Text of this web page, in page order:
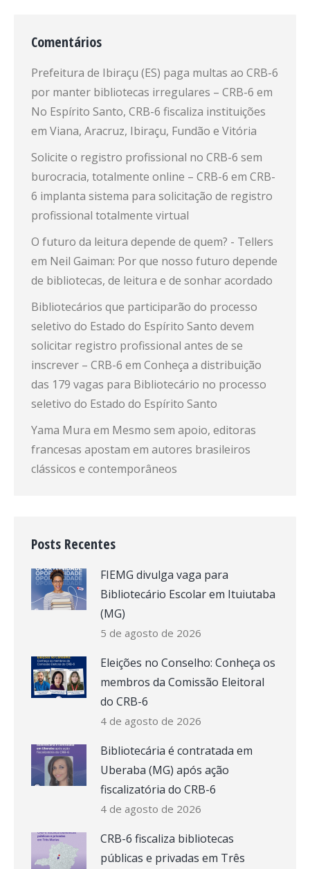
Comentários
Prefeitura de Ibiraçu (ES) paga multas ao CRB-6
por manter bibliotecas irregulares – CRB-6 em
No Espírito Santo, CRB-6 fiscaliza instituições
em Viana, Aracruz, Ibiraçu, Fundão e Vitória
Solicite o registro profissional no CRB-6 sem
burocracia, totalmente online – CRB-6 em CRB-
6 implanta sistema para solicitação de registro
profissional totalmente virtual
O futuro da leitura depende de quem? - Tellers
em Neil Gaiman: Por que nosso futuro depende
de bibliotecas, de leitura e de sonhar acordado
Bibliotecários que participarão do processo
seletivo do Estado do Espírito Santo devem
solicitar registro profissional antes de se
inscrever – CRB-6 em Conheça a distribuição
das 179 vagas para Bibliotecário no processo
seletivo do Estado do Espírito Santo
Yama Mura em Mesmo sem apoio, editoras
francesas apostam em autores brasileiros
clássicos e contemporâneos
Posts Recentes
FIEMG divulga vaga para
Bibliotecário Escolar em Ituiutaba
(MG)
5 de agosto de 2026
Eleições no Conselho: Conheça os
membros da Comissão Eleitoral
do CRB-6
4 de agosto de 2026
Bibliotecária é contratada em
Uberaba (MG) após ação
fiscalizatória do CRB-6
4 de agosto de 2026
CRB-6 fiscaliza bibliotecas
públicas e privadas em Três